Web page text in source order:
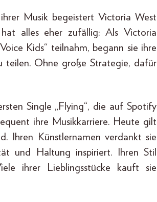
Musik begeistert Victoria West
alles eher zufällig: Als Victoria
Kids“ teilnahm, begann sie ihre
Ohne große Strategie, dafür
Single „Flying“, die auf Spotify
ihre Musikkarriere. Heute gilt
Ihren Künstlernamen verdankt sie
und Haltung inspiriert. Ihren Stil
ihrer Lieblingsstücke kauft sie